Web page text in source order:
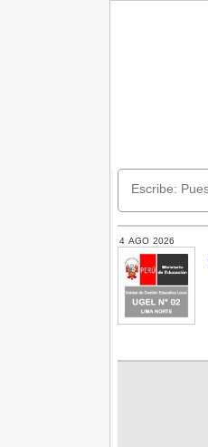
4 AGO 2026